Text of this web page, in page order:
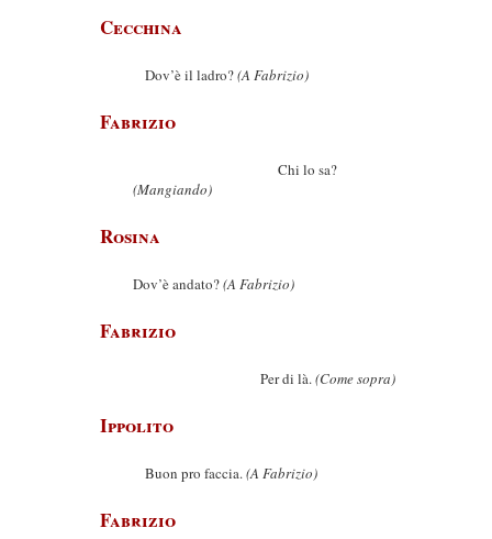
Cecchina
Dov’è il ladro?(A Fabrizio)
Fabrizio
Chi lo sa?
(Mangiando)
Rosina
Dov’è andato?(A Fabrizio)
Fabrizio
Per di là.(Come sopra)
Ippolito
Buon pro faccia.(A Fabrizio)
Fabrizio